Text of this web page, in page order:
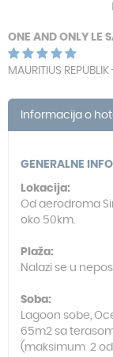
ONE AND ONLY LE
MAURITIUS
Informacija o
GENERALNE
Lokacija:
Od aerodroma
oko 50km.
Plaža:
Nalazi se u
Soba:
Lagoon sobe,
65m2 sa
(maksimum 2